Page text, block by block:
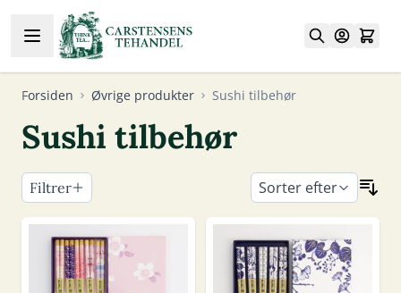
Skip to Content
Forsiden Øvrige produkter Sushi tilbehør
Sushi tilbehør
Filtrer
Skip to product list
Sorter efter